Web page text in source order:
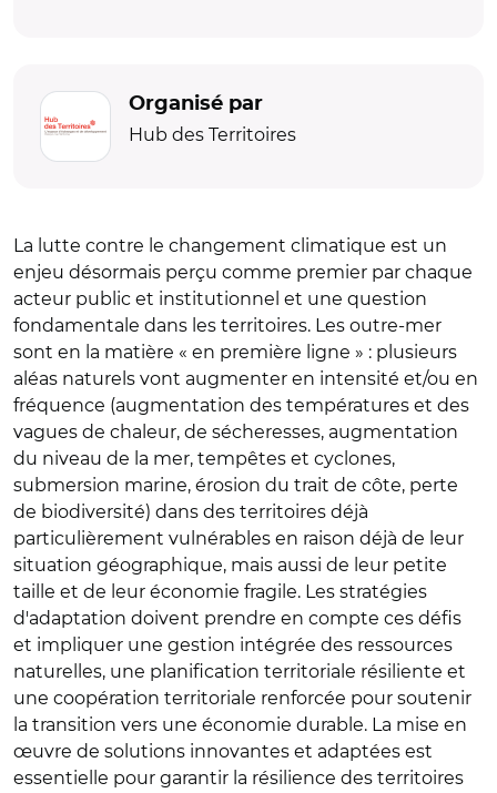
Organisé par
Hub des Territoires
La lutte contre le changement climatique est un
enjeu désormais perçu comme premier par chaque
acteur public et institutionnel et une question
fondamentale dans les territoires. Les outre-mer
sont en la matière « en première ligne » : plusieurs
aléas naturels vont augmenter en intensité et/ou en
fréquence (augmentation des températures et des
vagues de chaleur, de sécheresses, augmentation
du niveau de la mer, tempêtes et cyclones,
submersion marine, érosion du trait de côte, perte
de biodiversité) dans des territoires déjà
particulièrement vulnérables en raison déjà de leur
situation géographique, mais aussi de leur petite
taille et de leur économie fragile. Les stratégies
d'adaptation doivent prendre en compte ces défis
et impliquer une gestion intégrée des ressources
naturelles, une planification territoriale résiliente et
une coopération territoriale renforcée pour soutenir
la transition vers une économie durable. La mise en
œuvre de solutions innovantes et adaptées est
essentielle pour garantir la résilience des territoires